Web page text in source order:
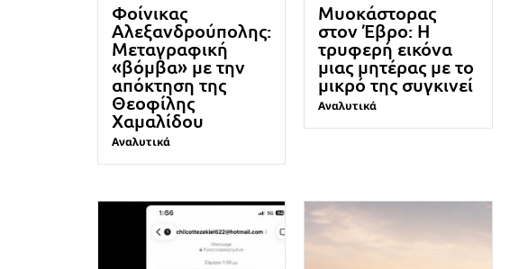
Φοίνικας
Αλεξανδρούπολης:
Μεταγραφική
«βόμβα» με την
απόκτηση της
Θεοφίλης
Χαμαλίδου
Αναλυτικά
Μυοκάστορας
στον Έβρο: Η
τρυφερή εικόνα
μιας μητέρας με το
μικρό της συγκινεί
Αναλυτικά